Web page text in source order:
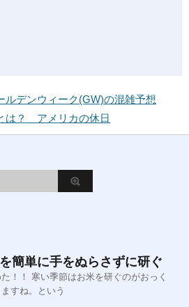
デンウィーク(GW)の混雑予想
は？ アメリカの休日
簡単に手をぬらさずに研ぐ
！！ 寒い季節はお米を研ぐのがおっく
すね。という